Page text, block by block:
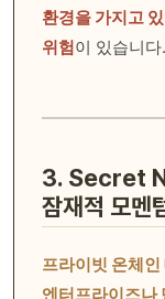
환경을 가지고
위험이 있습니다.
3. Secret
잠재적 모멘
프라이빗 온체
엔터프라이즈나